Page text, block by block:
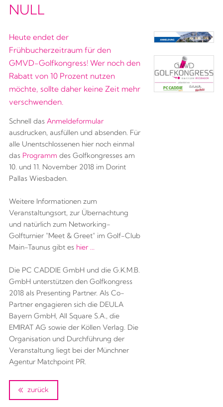
NULL
Heute endet der
Frühbucherzeitraum für den
GMVD-Golfkongress! Wer noch den
Rabatt von 10 Prozent nutzen
möchte, sollte daher keine Zeit mehr
verschwenden.
Schnell das Anmeldeformular
ausdrucken, ausfüllen und absenden. Für
alle Unentschlossenen hier noch einmal
das Programm des Golfkongresses am
10. und 11. November 2018 im Dorint
Pallas Wiesbaden.
Weitere Informationen zum
Veranstaltungsort, zur Übernachtung
und natürlich zum Networking-
Golfturnier "Meet & Greet" im Golf-Club
Main-Taunus gibt es hier ...
Die PC CADDIE GmbH und die G.K.M.B.
GmbH unterstützen den Golfkongress
2018 als Presenting Partner. Als Co-
Partner engagieren sich die DEULA
Bayern GmbH, All Square S.A., die
EMIRAT AG sowie der Köllen Verlag. Die
Organisation und Durchführung der
Veranstaltung liegt bei der Münchner
Agentur Matchpoint PR.
zurück